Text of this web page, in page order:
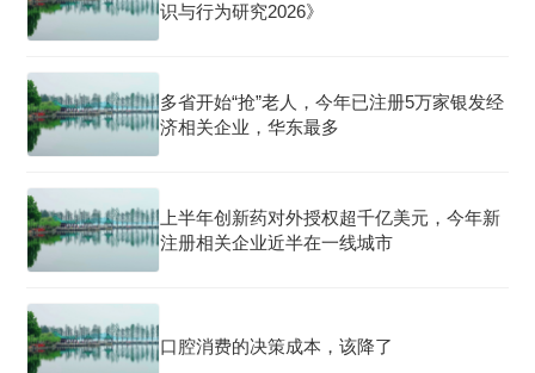
识与行为研究2026》
多省开始“抢”老人，今年已注册5万家银发经
济相关企业，华东最多
上半年创新药对外授权超千亿美元，今年新
注册相关企业近半在一线城市
口腔消费的决策成本，该降了